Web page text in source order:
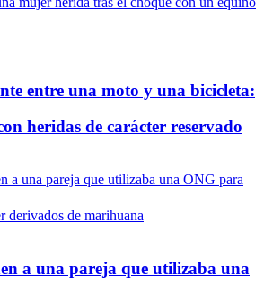
entre una moto y una bicicleta:
heridas de carácter reservado
a una pareja que utilizaba una